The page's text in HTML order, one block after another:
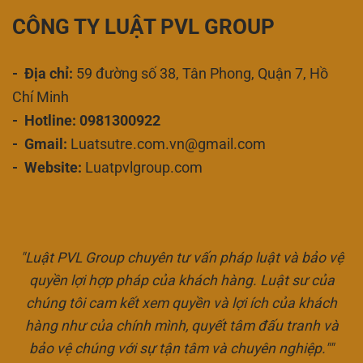
CÔNG TY LUẬT PVL GROUP
- Địa chỉ: 59 đường số 38, Tân Phong, Quận 7, Hồ
Chí Minh
- Hotline: 0981300922
- Gmail: Luatsutre.com.vn@gmail.com
- Website: Luatpvlgroup.com
"Luật PVL Group chuyên tư vấn pháp luật và bảo vệ
quyền lợi hợp pháp của khách hàng. Luật sư của
chúng tôi cam kết xem quyền và lợi ích của khách
hàng như của chính mình, quyết tâm đấu tranh và
bảo vệ chúng với sự tận tâm và chuyên nghiệp.""